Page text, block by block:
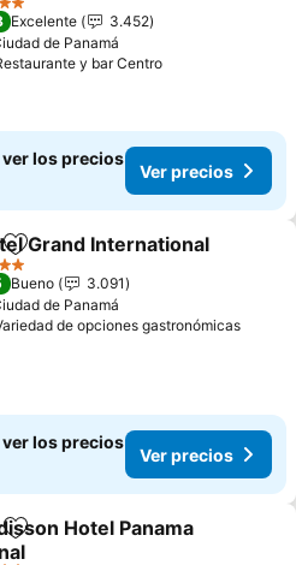
Excelente
3.452
de Panamá
y bar Centro
los precios
Ver precios
Añadir a favoritos
Grand International
Bueno
3.091
de Panamá
de opciones gastronómicas
los precios
Ver precios
Añadir a favoritos
Hotel Panama